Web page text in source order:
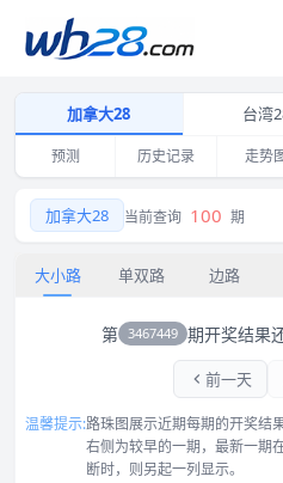
加拿大28 台湾
预测 历史记录 走势
加拿大28大小路露珠图 2026-08-
加拿大28 当前查询 100 期
大小路 单双路 边路
第 3467449 期开奖结果
前一天
温馨提示:路珠图展示近期每期的开奖结
右侧为较早的一期，最新一期
断时，则另起一列显示。